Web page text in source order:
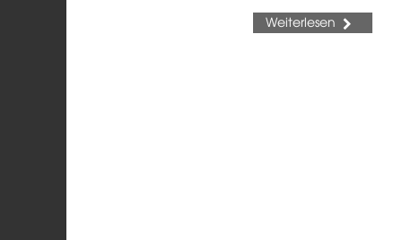
Weiterlesen